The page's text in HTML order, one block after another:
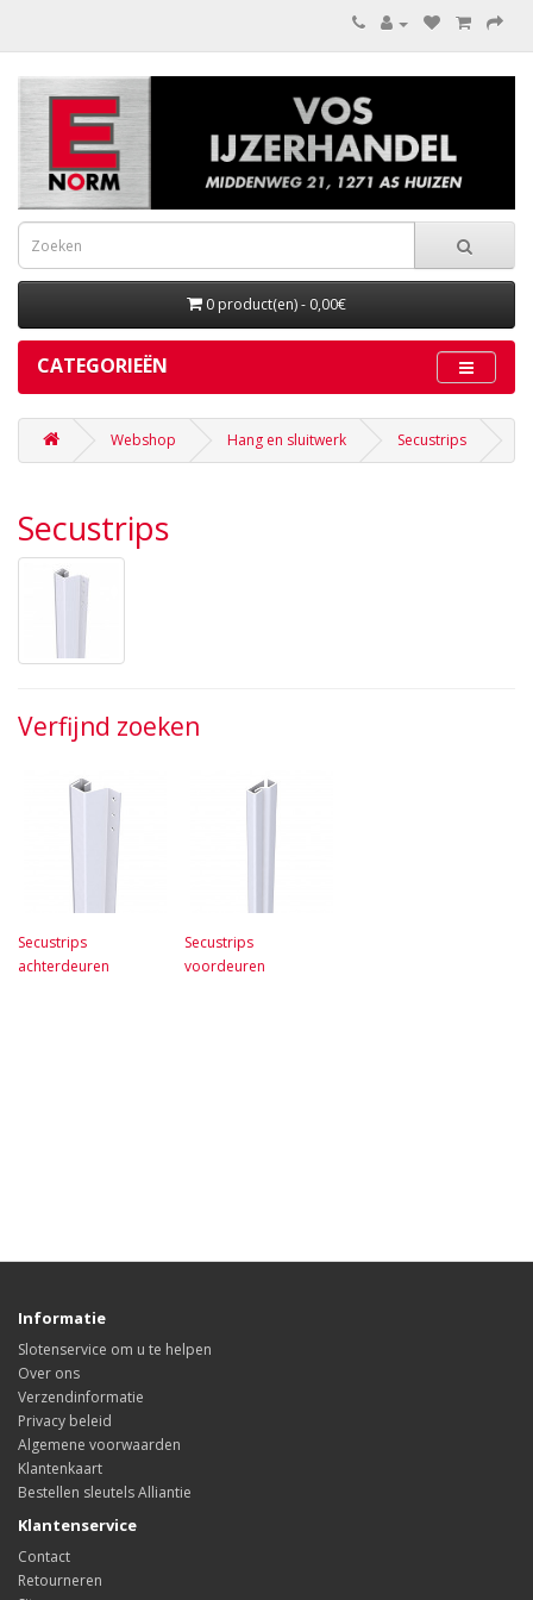
0 product(en) - 0,00€
CATEGORIEËN
Webshop Hang en sluitwerk Secustrips
Secustrips
Verfijnd zoeken
Secustrips
achterdeuren
Secustrips
voordeuren
Informatie
Slotenservice om u te helpen
Over ons
Verzendinformatie
Privacy beleid
Algemene voorwaarden
Klantenkaart
Bestellen sleutels Alliantie
Klantenservice
Contact
Retourneren